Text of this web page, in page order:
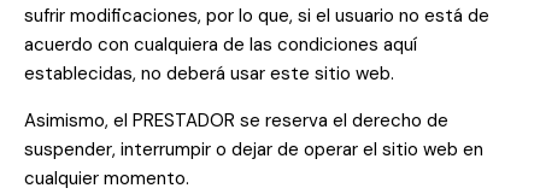
sufrir modificaciones, por lo que, si el usuario no está de
acuerdo con cualquiera de las condiciones aquí
establecidas, no deberá usar este sitio web.
Asimismo, el PRESTADOR se reserva el derecho de
suspender, interrumpir o dejar de operar el sitio web en
cualquier momento.